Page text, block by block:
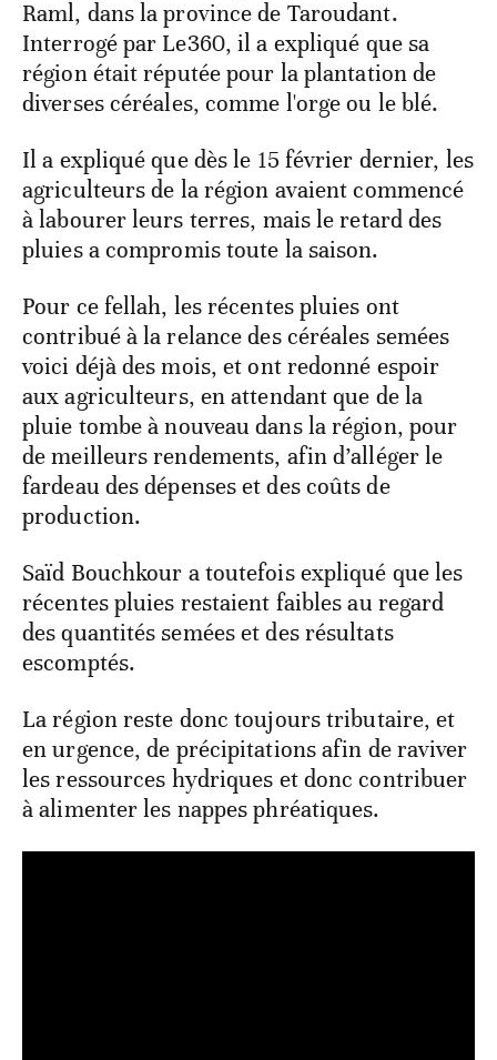
Raml, dans la province de Taroudant.
Interrogé par Le360, il a expliqué que sa
région était réputée pour la plantation de
diverses céréales, comme l'orge ou le blé.
Il a expliqué que dès le 15 février dernier, les
agriculteurs de la région avaient commencé
à labourer leurs terres, mais le retard des
pluies a compromis toute la saison.
Pour ce fellah, les récentes pluies ont
contribué à la relance des céréales semées
voici déjà des mois, et ont redonné espoir
aux agriculteurs, en attendant que de la
pluie tombe à nouveau dans la région, pour
de meilleurs rendements, afin d’alléger le
fardeau des dépenses et des coûts de
production.
Saïd Bouchkour a toutefois expliqué que les
récentes pluies restaient faibles au regard
des quantités semées et des résultats
escomptés.
La région reste donc toujours tributaire, et
en urgence, de précipitations afin de raviver
les ressources hydriques et donc contribuer
à alimenter les nappes phréatiques.